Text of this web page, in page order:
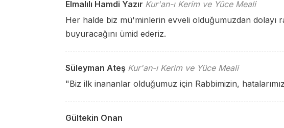
Elmalılı Hamdi Yazır Kur'an-ı Kerim ve Yüce Meali
Her halde biz mü'minlerin evveli olduğumuzdan dolayı
buyuracağını ümid ederiz.
Süleyman Ateş Kur'an-ı Kerim ve Yüce Meali
"Biz ilk inananlar olduğumuz için Rabbimizin,
Gültekin Onan